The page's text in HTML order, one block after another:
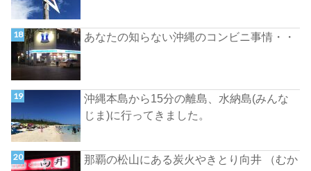
あなたの知らない沖縄のコンビニ事情・・
沖縄本島から15分の離島、水納島(みんな
じま)に行ってきました。
那覇の松山にある炭火やきとり向井 （むか